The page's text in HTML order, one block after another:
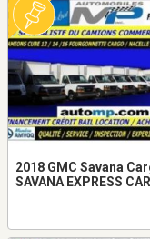
2018 GMC Savana
SAVANA EXPRESS